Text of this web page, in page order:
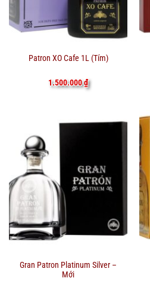
Patron XO Cafe 1L (Tím)
1.500.000₫
Gran Patron Platinum Silver –
Mới